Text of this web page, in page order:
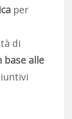
per
di
base alle